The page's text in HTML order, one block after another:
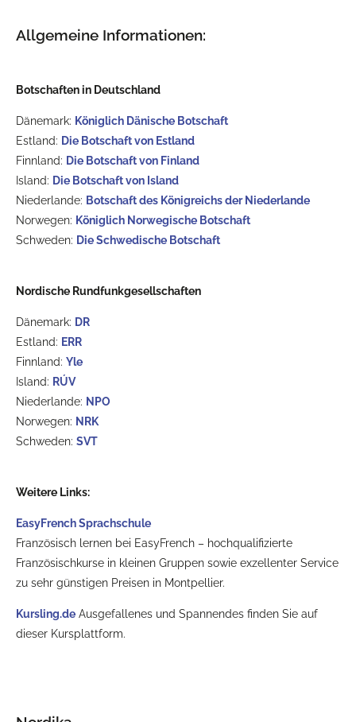
Allgemeine Informationen:
Botschaften in Deutschland
Dänemark: Königlich Dänische Botschaft
Estland: Die Botschaft von Estland
Finnland: Die Botschaft von Finland
Island: Die Botschaft von Island
Niederlande: Botschaft des Königreichs der Niederlande
Norwegen: Königlich Norwegische Botschaft
Schweden: Die Schwedische Botschaft
Nordische Rundfunkgesellschaften
Dänemark: DR
Estland: ERR
Finnland: Yle
Island: RÚV
Niederlande: NPO
Norwegen: NRK
Schweden: SVT
Weitere Links:
EasyFrench Sprachschule
Französisch lernen bei EasyFrench – hochqualifizierte
Französischkurse in kleinen Gruppen sowie exzellenter Service
zu sehr günstigen Preisen in Montpellier.
Kursling.de Ausgefallenes und Spannendes finden Sie auf
dieser Kursplattform.